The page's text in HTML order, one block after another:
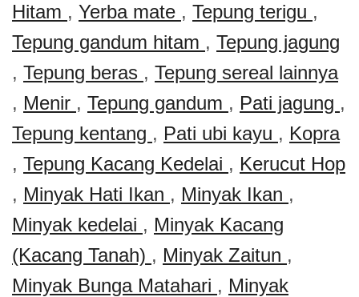
Hitam , Yerba mate , Tepung terigu ,
Tepung gandum hitam , Tepung jagung
, Tepung beras , Tepung sereal lainnya
, Menir , Tepung gandum , Pati jagung ,
Tepung kentang , Pati ubi kayu , Kopra
, Tepung Kacang Kedelai , Kerucut Hop
, Minyak Hati Ikan , Minyak Ikan ,
Minyak kedelai , Minyak Kacang
(Kacang Tanah) , Minyak Zaitun ,
Minyak Bunga Matahari , Minyak